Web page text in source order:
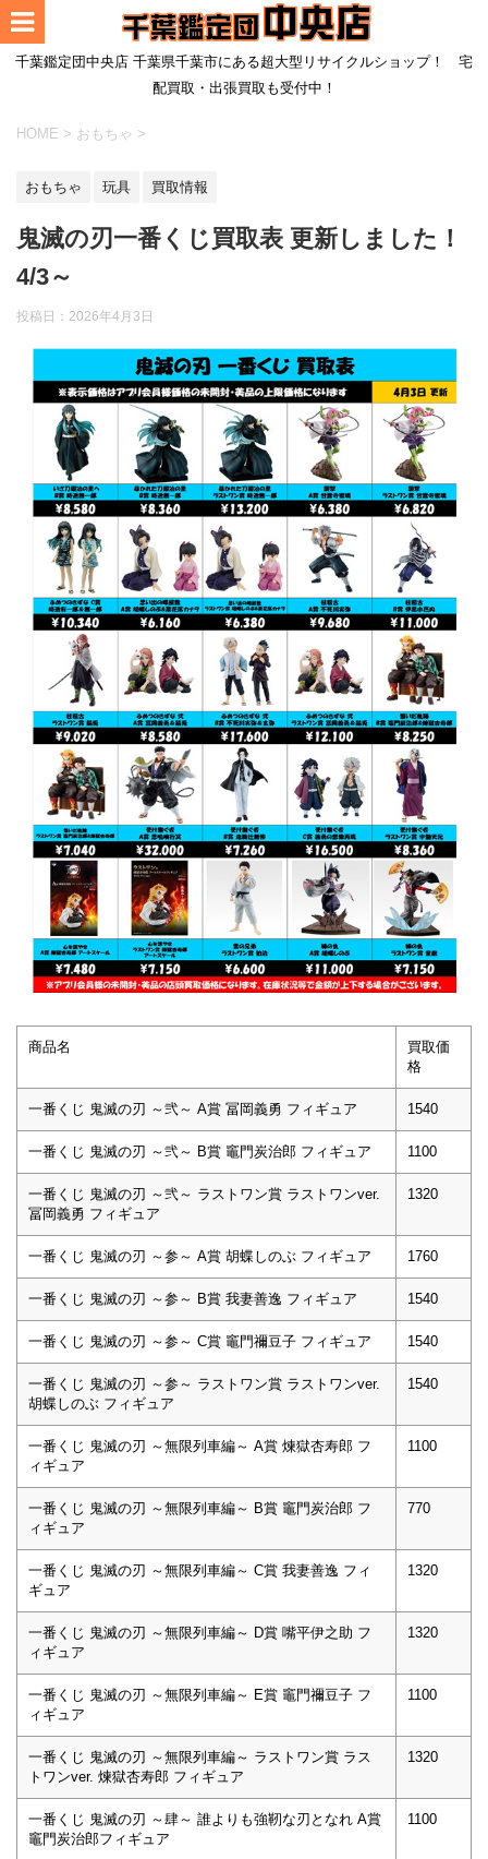
千葉鑑定団中央店 千葉県千葉市にある超大型リサイクルショップ！ 宅
配買取・出張買取も受付中！
HOME > おもちゃ >
おもちゃ 玩具 買取情報
鬼滅の刃一番くじ買取表 更新しました！
4/3～
投稿日： 2026年4月3日
商品名
買取価
格
一番くじ 鬼滅の刃 ～弐～ A賞 冨岡義勇 フィギュア 1540
一番くじ 鬼滅の刃 ～弐～ B賞 竈門炭治郎 フィギュア 1100
一番くじ 鬼滅の刃 ～弐～ ラストワン賞 ラストワンver.
冨岡義勇 フィギュア
1320
一番くじ 鬼滅の刃 ～参～ A賞 胡蝶しのぶ フィギュア 1760
一番くじ 鬼滅の刃 ～参～ B賞 我妻善逸 フィギュア 1540
一番くじ 鬼滅の刃 ～参～ C賞 竈門禰豆子 フィギュア 1540
一番くじ 鬼滅の刃 ～参～ ラストワン賞 ラストワンver.
胡蝶しのぶ フィギュア
1540
一番くじ 鬼滅の刃 ～無限列車編～ A賞 煉獄杏寿郎 フ
ィギュア
1100
一番くじ 鬼滅の刃 ～無限列車編～ B賞 竈門炭治郎 フ
ィギュア
770
一番くじ 鬼滅の刃 ～無限列車編～ C賞 我妻善逸 フィ
ギュア
1320
一番くじ 鬼滅の刃 ～無限列車編～ D賞 嘴平伊之助 フ
ィギュア
1320
一番くじ 鬼滅の刃 ～無限列車編～ E賞 竈門禰豆子 フ
ィギュア
1100
一番くじ 鬼滅の刃 ～無限列車編～ ラストワン賞 ラス
トワンver. 煉獄杏寿郎 フィギュア
1320
一番くじ 鬼滅の刃 ～肆～ 誰よりも強靭な刃となれ A賞
竈門炭治郎フィギュア
1100